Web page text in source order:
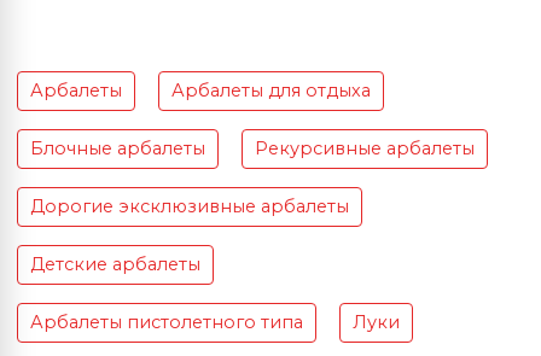
Арбалеты Арбалеты для отдыха
Блочные арбалеты Рекурсивные арбалеты
Дорогие эксклюзивные арбалеты
Детские арбалеты
Арбалеты пистолетного типа Луки